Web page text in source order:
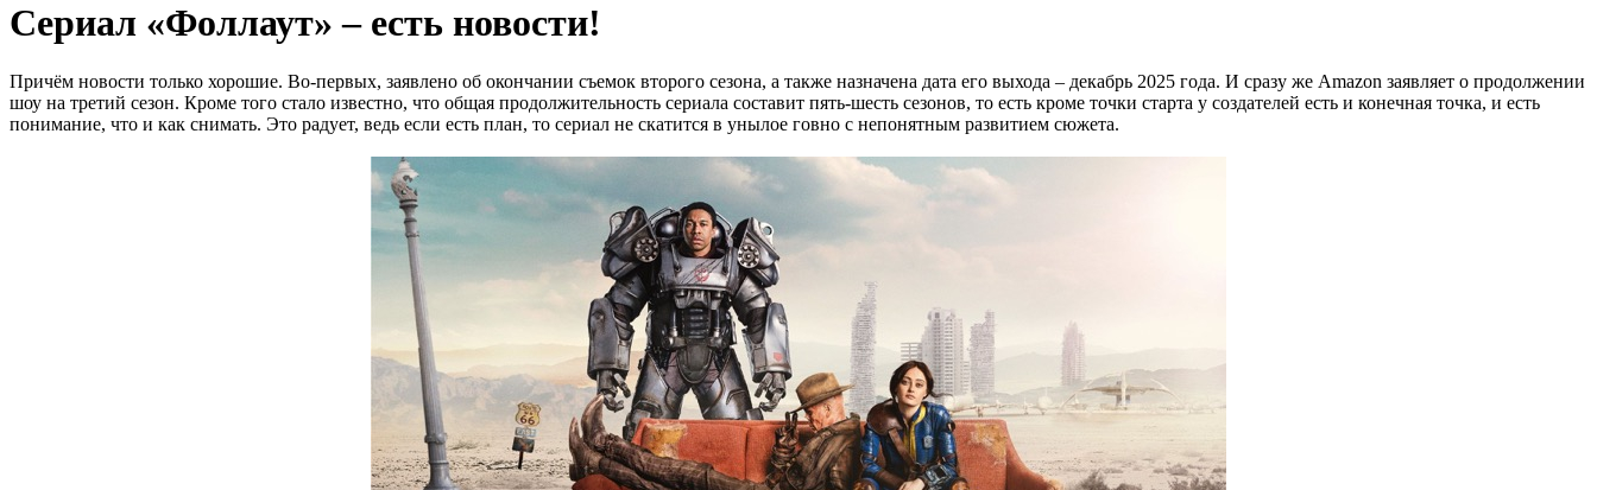
Сериал «Фоллаут» – есть новости!
Причём новости только хорошие. Во-первых, заявлено об окончании съемок второго сезона, а также назначена дата его выхода – декабрь 2025 года. И сразу же Amazon заявляет о продолжении
шоу на третий сезон. Кроме того стало известно, что общая продолжительность сериала составит пять-шесть сезонов, то есть кроме точки старта у создателей есть и конечная точка, и есть
понимание, что и как снимать. Это радует, ведь если есть план, то сериал не скатится в унылое говно с непонятным развитием сюжета.